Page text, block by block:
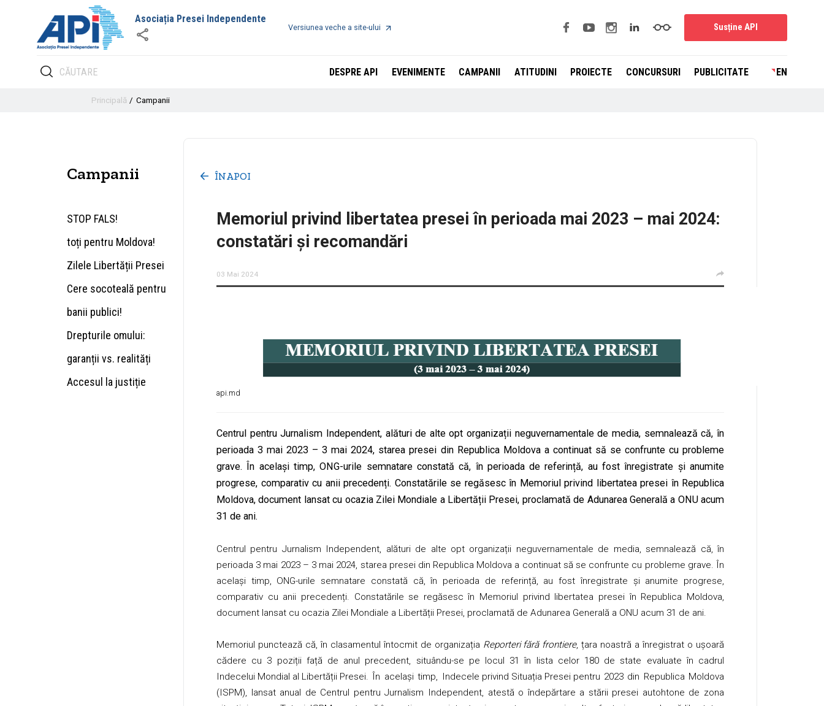
Asociația Presei Independente
Versiunea veche a site-ului Susține API
DESPRE API EVENIMENTE CAMPANII ATITUDINI PROIECTE CONCURSURI PUBLICITATE EN
Principală Campanii
Campanii
STOP FALS!
toți pentru Moldova!
Zilele Libertății Presei
Cere socoteală pentru
banii publici!
Drepturile omului:
garanții vs. realități
Accesul la justiție
ÎNAPOI
Memoriul privind libertatea presei în perioada mai 2023 – mai 2024:
constatări și recomandări
03 Mai 2024
api.md
Centrul pentru Jurnalism Independent, alături de alte opt organizații neguvernamentale de media, semnalează că, în
perioada 3 mai 2023 – 3 mai 2024, starea presei din Republica Moldova a continuat să se confrunte cu probleme
grave. În același timp, ONG-urile semnatare constată că, în perioada de referință, au fost înregistrate și anumite
progrese, comparativ cu anii precedenți. Constatările se regăsesc în Memoriul privind libertatea presei în Republica
Moldova, document lansat cu ocazia Zilei Mondiale a Libertății Presei, proclamată de Adunarea Generală a ONU acum
31 de ani.
Centrul pentru Jurnalism Independent, alături de alte opt organizații neguvernamentale de media, semnalează că, în
perioada 3 mai 2023 – 3 mai 2024, starea presei din Republica Moldova a continuat să se confrunte cu probleme grave. În
același timp, ONG-urile semnatare constată că, în perioada de referință, au fost înregistrate și anumite progrese,
comparativ cu anii precedenți. Constatările se regăsesc în Memoriul privind libertatea presei în Republica Moldova,
document lansat cu ocazia Zilei Mondiale a Libertății Presei, proclamată de Adunarea Generală a ONU acum 31 de ani.
Memoriul punctează că, în clasamentul întocmit de organizația Reporteri fără frontiere, țara noastră a înregistrat o ușoară
cădere cu 3 poziții față de anul precedent, situându-se pe locul 31 în lista celor 180 de state evaluate în cadrul
Indecelui Mondial al Libertății Presei. În același timp, Indecele privind Situația Presei pentru 2023 din Republica Moldova
(ISPM), lansat anual de Centrul pentru Jurnalism Independent, atestă o îndepărtare a stării presei autohtone de zona